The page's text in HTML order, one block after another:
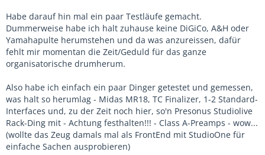
Habe darauf hin mal ein paar Testläufe gemacht.
Dummerweise habe ich halt zuhause keine DiGiCo, A&H oder
Yamahapulte herumstehen und da was anzureissen, dafür
fehlt mir momentan die Zeit/Geduld für das ganze
organisatorische drumherum.
Also habe ich einfach ein paar Dinger getestet und gemessen,
was halt so herumlag - Midas MR18, TC Finalizer, 1-2 Standard-
Interfaces und, zu der Zeit noch hier, so'n Presonus Studiolive
Rack-Ding mit - Achtung festhalten!!! - Class A-Preamps - wow...
(wollte das Zeug damals mal als FrontEnd mit StudioOne für
einfache Sachen ausprobieren)